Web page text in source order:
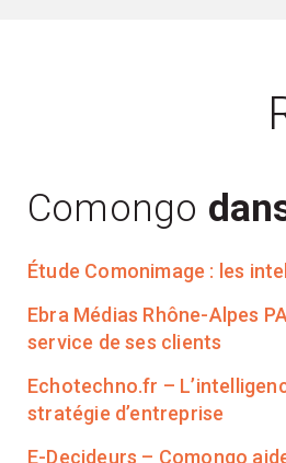
Comongo
Étude Comonimage : les
Ebra Médias Rhône-Alpes
service de ses clients
Echotechno.fr –
stratégie d’entreprise
E-Decideurs – Comongo